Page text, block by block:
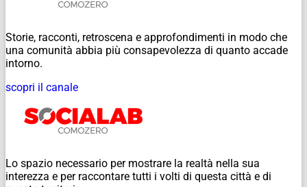
Storie, racconti, retroscena e approfondimenti in modo che
una comunità abbia più consapevolezza di quanto accade
intorno.
scopri il canale
Lo spazio necessario per mostrare la realtà nella sua
interezza e per raccontare tutti i volti di questa città e di